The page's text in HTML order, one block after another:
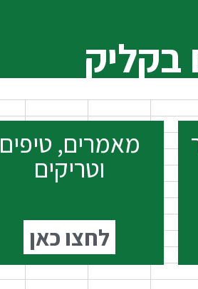
בקליק
מאמרים, טיפים
וטריקים
לחצו כאן